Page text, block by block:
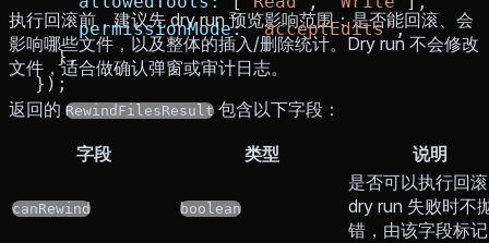
    permissionMode:
'acceptEdits',
  },
});
执行回滚前，建议先 dry run 预览影响范围：是否能回滚、会
影响哪些文件，以及整体的插入/删除统计。Dry run 不会修改
文件，适合做确认弹窗或审计日志。
返回的 RewindFilesResult 包含以下字段：
字段 类型 说明
canRewind boolean
是否可以执行回
dry run 失败时不
错，由该字段标记